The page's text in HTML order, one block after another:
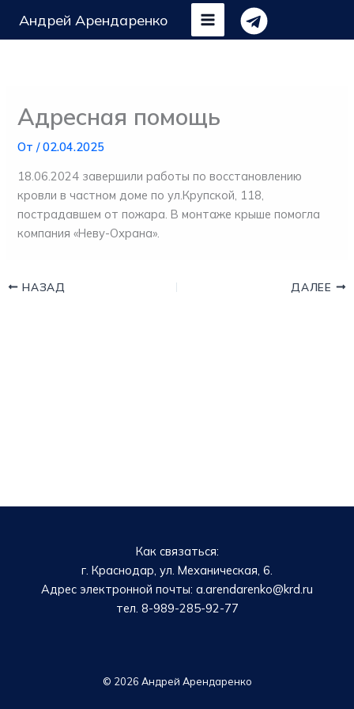
Андрей Арендаренко
Адресная помощь
От/02.04.2025
18.06.2024 завершили работы по восстановлению
кровли в частном доме по ул.Крупской, 118,
пострадавшем от пожара. В монтаже крыше помогла
компания «Неву-Охрана».
НАЗАД ДАЛЕЕ
Как связаться:
г. Краснодар, ул. Механическая, 6.
Адрес электронной почты: a.arendarenko@krd.ru
тел. 8-989-285-92-77
© 2026 Андрей Арендаренко